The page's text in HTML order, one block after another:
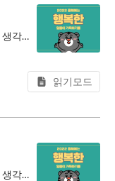
이번 회고는 작성하지 않으려고 했다. 생각해보면 회사에서 새로운 제품(자리톡)을 만들고 운영한 밖에 생각나지 않았고, 이걸 쓴다고 해서 의미있는 글을 작성할 수 있을까? 라고 생각했다.
읽기모드
이번 회고는 작성하지 않으려고 했다. 생각해보면 회사에서 새로운 제품(자리톡)을 만들고 운영한 밖에 생각나지 않았고, 이걸 쓴다고 해서 의미있는 글을 작성할 수 있을까? 라고 생각했다.